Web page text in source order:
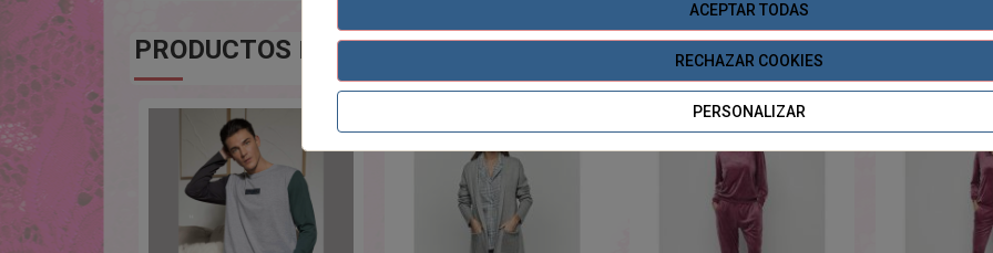
PRODUCTOS DE LA MISMA CATEGORIA
ACEPTAR TODAS
RECHAZAR COOKIES
PERSONALIZAR